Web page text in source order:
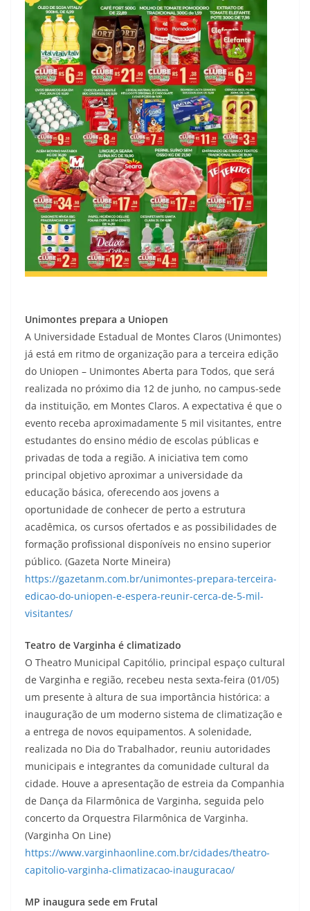
Unimontes prepara a Uniopen
A Universidade Estadual de Montes Claros (Unimontes)
já está em ritmo de organização para a terceira edição
do Uniopen – Unimontes Aberta para Todos, que será
realizada no próximo dia 12 de junho, no campus-sede
da instituição, em Montes Claros. A expectativa é que o
evento receba aproximadamente 5 mil visitantes, entre
estudantes do ensino médio de escolas públicas e
privadas de toda a região. A iniciativa tem como
principal objetivo aproximar a universidade da
educação básica, oferecendo aos jovens a
oportunidade de conhecer de perto a estrutura
acadêmica, os cursos ofertados e as possibilidades de
formação profissional disponíveis no ensino superior
público. (Gazeta Norte Mineira)
https://gazetanm.com.br/unimontes-prepara-terceira-
edicao-do-uniopen-e-espera-reunir-cerca-de-5-mil-
visitantes/
Teatro de Varginha é climatizado
O Theatro Municipal Capitólio, principal espaço cultural
de Varginha e região, recebeu nesta sexta-feira (01/05)
um presente à altura de sua importância histórica: a
inauguração de um moderno sistema de climatização e
a entrega de novos equipamentos. A solenidade,
realizada no Dia do Trabalhador, reuniu autoridades
municipais e integrantes da comunidade cultural da
cidade. Houve a apresentação de estreia da Companhia
de Dança da Filarmônica de Varginha, seguida pelo
concerto da Orquestra Filarmônica de Varginha.
(Varginha On Line)
https://www.varginhaonline.com.br/cidades/theatro-
capitolio-varginha-climatizacao-inauguracao/
MP inaugura sede em Frutal